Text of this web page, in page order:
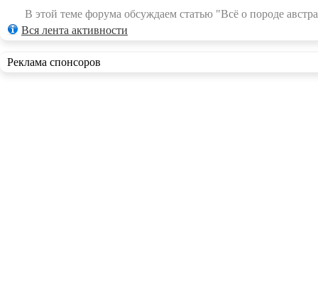
В этой теме форума обсуждаем статью "Всё о породе
Вся лента активности
Реклама спонсоров